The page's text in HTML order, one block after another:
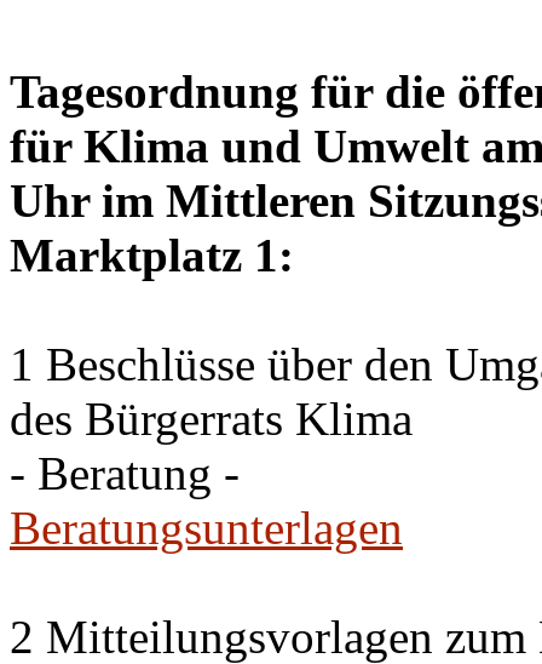
Tagesordnung für die
für Klima und Umwelt
Uhr im Mittleren
Marktplatz 1:
1 Beschlüsse über den
des Bürgerrats Klima
- Beratung -
Beratungsunterlagen
2 Mitteilungsvorlagen zum